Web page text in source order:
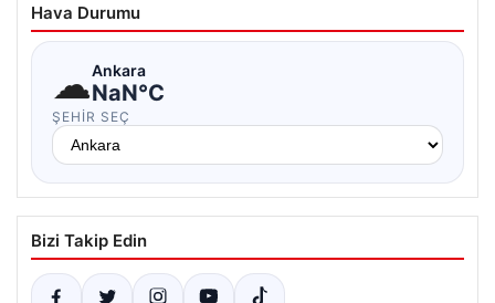
Hava Durumu
☁Ankara
NaN°C
ŞEHIR SEÇ
Bizi Takip Edin